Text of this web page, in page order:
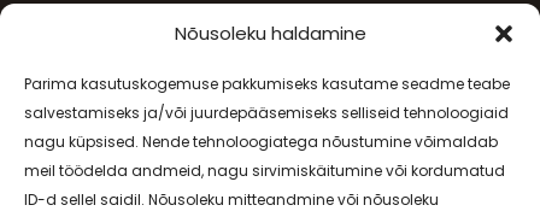
Nõusoleku haldamine
Parima kasutuskogemuse pakkumiseks kasutame seadme teabe
salvestamiseks ja/või juurdepääsemiseks selliseid tehnoloogiaid
nagu küpsised. Nende tehnoloogiatega nõustumine võimaldab
meil töödelda andmeid, nagu sirvimiskäitumine või kordumatud
ID-d sellel saidil. Nõusoleku mitteandmine või nõusoleku
INFO@JANSSEN-BEAUTY.EE
SÕPRUSE PUIESTEE 257
E-R - 08.00-20.00, L - 09.00-17.00